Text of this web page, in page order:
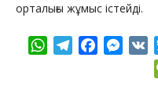
орталығы жұмыс істейді.
WhatsApp
TelegramFacebook